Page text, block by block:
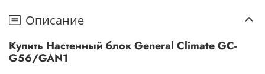
Описание
Купить Настенный блок General Climate GC-
G56/GAN1